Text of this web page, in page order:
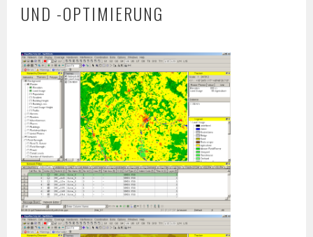
UND -OPTIMIERUNG